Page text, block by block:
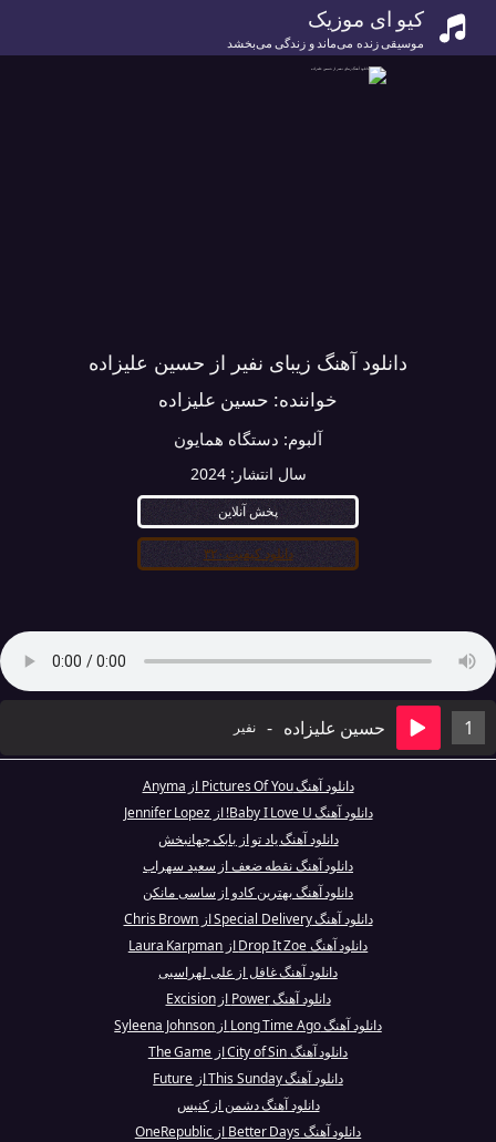
کیو ای موزیک
موسیقی زنده می‌ماند و زندگی می‌بخشد
دانلود آهنگ زیبای نفیر از حسین علیزاده
خواننده: حسین علیزاده
آلبوم: دستگاه همایون
سال انتشار:2024
پخش آنلاین
دانلود کیفیت ۳۲۰
1 حسین علیزاده - نفیر
دانلود آهنگ Pictures Of You از Anyma
دانلود آهنگ Baby I Love U! از Jennifer Lopez
دانلود آهنگ یاد تو از بابک جهانبخش
دانلود آهنگ نقطه ضعف از سعید سهراب
دانلود آهنگ بهترین کادو از ساسی مانکن
دانلود آهنگ Special Delivery از Chris Brown
دانلود آهنگ Drop It Zoe از Laura Karpman
دانلود آهنگ غافل از علی لهراسبی
دانلود آهنگ Power از Excision
دانلود آهنگ Long Time Ago از Syleena Johnson
دانلود آهنگ City of Sin از The Game
دانلود آهنگ This Sunday از Future
دانلود آهنگ دشمن از کنیس
دانلود آهنگ Better Days از OneRepublic